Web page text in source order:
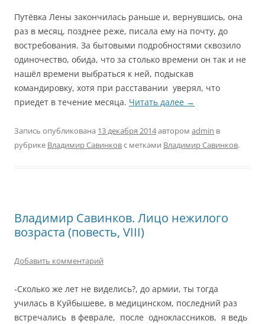
Путёвка Лены закончилась раньше и, вернувшись, она
раз в месяц, позднее реже, писала ему на почту, до
востребования. За бытовыми подробностями сквозило
одиночество, обида, что за столько времени он так и не
нашёл времени выбраться к ней, подыскав
командировку, хотя при расставании уверял, что
приедет в течение месяца. Читать далее →
Запись опубликована 13 декабря 2014автором admin в
рубрике Владимир Савинковс метками Владимир Савинков.
Владимир Савинков. Лицо нежилого
возраста (повесть, VIII)
Добавить комментарий
-Сколько же лет не виделись?, до армии, ты тогда
училась в Куйбышеве, в медицинском, последний раз
встречались в феврале, после одноклассников, я ведь